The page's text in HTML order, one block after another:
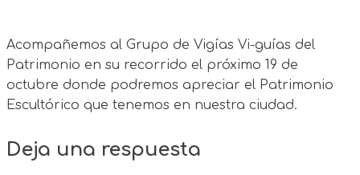
Acompañemos al Grupo de Vigías Vi-guías del
Patrimonio en su recorrido el próximo 19 de
octubre donde podremos apreciar el Patrimonio
Escultórico que tenemos en nuestra ciudad.
Deja una respuesta